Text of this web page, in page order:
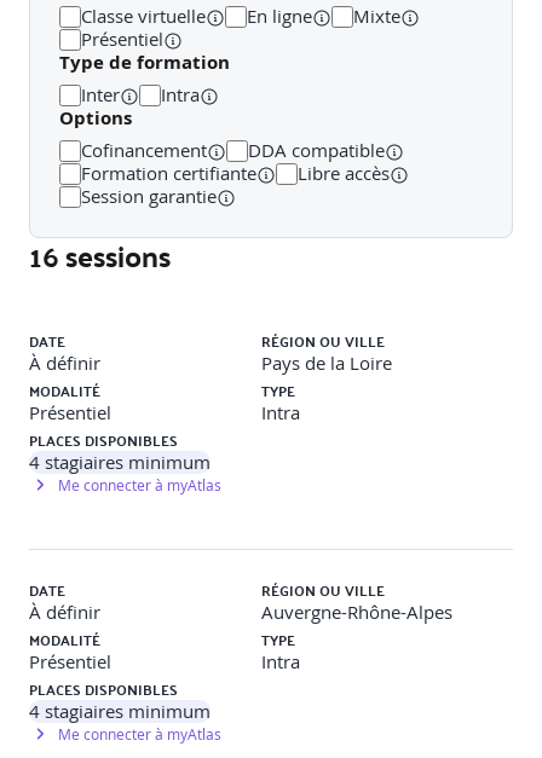
· Plugin pour Revit
Mise en pratique : Manipuler la structure IFC
(schéma, entités, Property Sets,
IfcClassificationReference) et le bSDD ; exporter un
modèle IFC paramétré (mapping, type mapping,
jeux de propriétés) depuis deux outils auteur (ex.
Revit, Civil 3D) ;
· Export d'un fichier RVT vers IFC
· Configuration des imports IFC
· Traitement des IFC dans Revit
· Les familles Revit et le format IFC
· Visualisation des IFC sur Navisworks
· Contrôle d'une maquette IFC
· Configuration des classes d'objets/catégorie Revit
· Préparation d’un gabarit Revit IFC
Classe virtuelle En ligne
Mixte
Présentiel
Type de formation
Inter Intra
Options
Cofinancement
DDA compatible
Formation certifiante
Libre accès
Session garantie
16 sessions
DATE
À définir
RÉGION OU VILLE
Pays de la Loire
MODALITÉ
Présentiel
TYPE
Intra
PLACES DISPONIBLES
4 stagiaires minimum
Me connecter à myAtlas
DATE
À définir
RÉGION OU VILLE
Auvergne-Rhône-Alpes
MODALITÉ
Présentiel
TYPE
Intra
PLACES DISPONIBLES
4 stagiaires minimum
Me connecter à myAtlas